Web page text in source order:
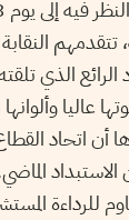
تتقدمهم
الذي
عاليا
أن اتحاد
للرداءة